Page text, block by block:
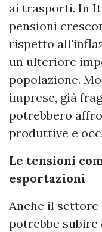
ai trasporti. In
pensioni
rispetto
un ulteriore
popolazione.
imprese, già
potrebbero
produttive e
Le tensioni
esportazioni
Anche il
potrebbe subire